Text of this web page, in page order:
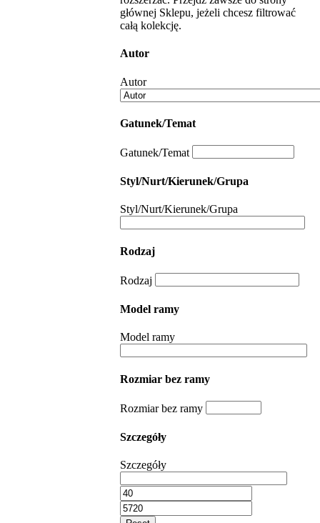
głównej Sklepu, jeżeli chcesz filtrować
całą kolekcję.
Autor
Autor
Gatunek/Temat
Gatunek/Temat
Styl/Nurt/Kierunek/Grupa
Styl/Nurt/Kierunek/Grupa
Rodzaj
Rodzaj
Model ramy
Model ramy
Rozmiar bez ramy
Rozmiar bez ramy
Szczegóły
Szczegóły